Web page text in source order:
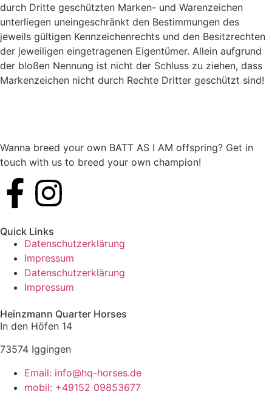
durch Dritte geschützten Marken- und Warenzeichen
unterliegen uneingeschränkt den Bestimmungen des
jeweils gültigen Kennzeichenrechts und den Besitzrechten
der jeweiligen eingetragenen Eigentümer. Allein aufgrund
der bloßen Nennung ist nicht der Schluss zu ziehen, dass
Markenzeichen nicht durch Rechte Dritter geschützt sind!
Wanna breed your own BATT AS I AM offspring? Get in
touch with us to breed your own champion!
Quick Links
Datenschutzerklärung
Impressum
Datenschutzerklärung
Impressum
Heinzmann Quarter Horses
In den Höfen 14
73574 Iggingen
Email: info@hq-horses.de
mobil: +49152 09853677